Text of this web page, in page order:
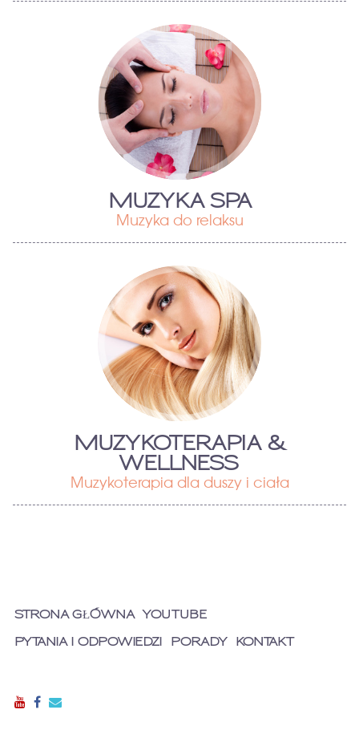
MUZYKA SPA
Muzyka do relaksu
MUZYKOTERAPIA &
WELLNESS
Muzykoterapia dla duszy i ciała
STRONA GŁÓWNA YOUTUBE
PYTANIA I ODPOWIEDZI PORADY KONTAKT